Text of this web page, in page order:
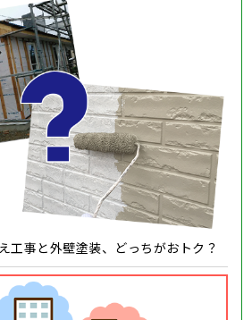
工事と外壁塗装、どっちがおトク？